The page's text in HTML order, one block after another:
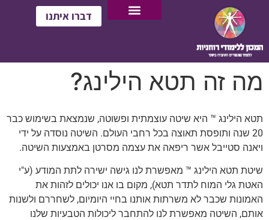
דברו איתנו
מה זה תטא הילינג?
תטא הילינג ™ היא שיטה עוצמתית ופשוטה, שנמצאת בשימוש כבר
20 שנה ותופסת תאוצה בכל רחבי העולם. השיטה נוסדה על ידי
ויאנה סטייבל אשר ריפאה את עצמה מסרטן באמצעות השיטה.
שיטת תטא הילינג ™ מאפשרת לנו גישה ישירה לתת המודע (ע"י
האטת גלי המוח לתדר תטא), מקום בו אנו יכולים לזהות את
האמונות שכבר לא משרתות אותנו בחיי היומיום, לשחררם ולשנות
אותם, השיטה מאפשרת לנו להתחבר ליכולות הטבעיות שלנו